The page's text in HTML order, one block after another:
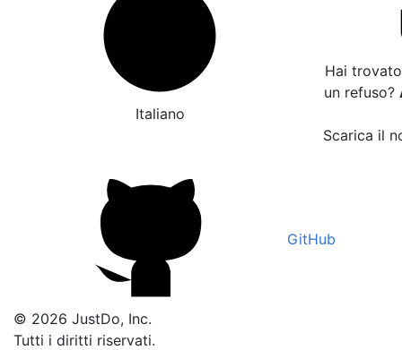
Italiano
Hai
un refuso?
Scarica il
GitHub
© 2026 JustDo, Inc.
Tutti i diritti riservati.